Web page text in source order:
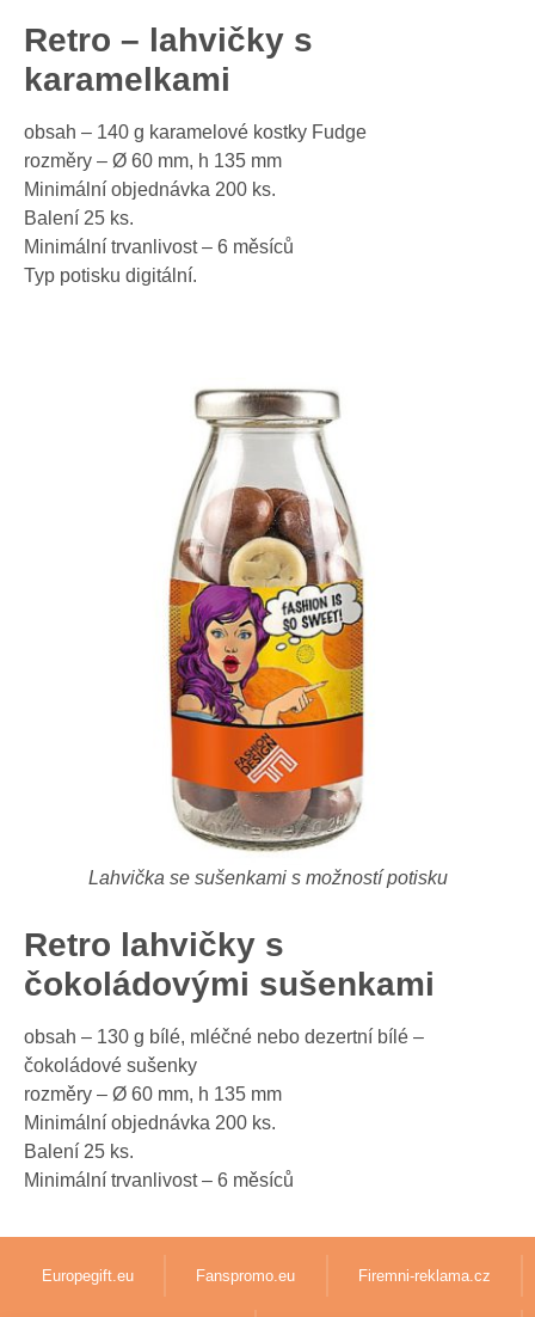
Retro – lahvičky s
karamelkami
obsah – 140 g karamelové kostky Fudge
rozměry – Ø 60 mm, h 135 mm
Minimální objednávka 200 ks.
Balení 25 ks.
Minimální trvanlivost – 6 měsíců
Typ potisku digitální.
Lahvička se sušenkami s možností potisku
Retro lahvičky s
čokoládovými sušenkami
obsah – 130 g bílé, mléčné nebo dezertní bílé –
čokoládové sušenky
rozměry – Ø 60 mm, h 135 mm
Minimální objednávka 200 ks.
Balení 25 ks.
Minimální trvanlivost – 6 měsíců
Europegift.eu Fanspromo.eu Firemni-reklama.cz